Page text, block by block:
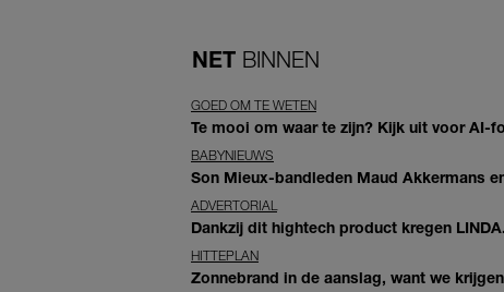
NET BINNEN
GOED OM TE WETEN
Te mooi om waar te zijn? Kijk uit voor
BABYNIEUWS
Son Mieux-bandleden Maud Akkermans
ADVERTORIAL
Dankzij dit hightech product kregen
HITTEPLAN
Zonnebrand in de aanslag, want we